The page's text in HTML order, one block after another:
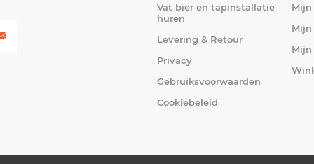
Vat bier en tapinstallatie
huren
Levering & Retour
Privacy
Gebruiksvoorwaarden
Cookiebeleid
Mijn
Mijn